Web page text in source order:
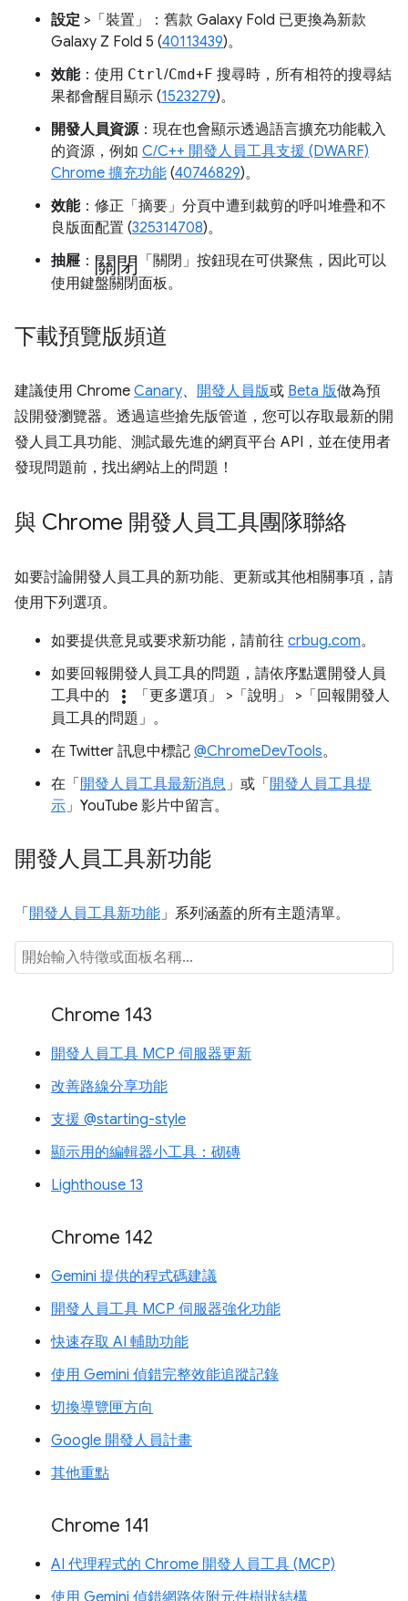
設定 >「裝置」
：舊款 Galaxy Fold 已更換為新款
Galaxy Z Fold 5 (40113439)。
效能：使用 Ctrl/Cmd+ F 搜尋時，所有相符的搜尋結
果都會醒目顯示 (1523279)。
開發人員資源：現在也會顯示透過語言擴充功能載入
的資源，例如 C/C++ 開發人員工具支援 (DWARF)
Chrome 擴充功能 (40746829)。
效能：修正「摘要」 分頁中遭到裁剪的呼叫堆疊和不
良版面配置 (325314708)。
抽屜 ： 關閉 「關閉」 按鈕現在可供聚焦，因此可以
使用鍵盤關閉面板。
下載預覽版頻道
建議使用 Chrome Canary、 開發人員版或 Beta 版做為預
設開發瀏覽器。透過這些搶先版管道，您可以存取最新的開
發人員工具功能、測試最先進的網頁平台 API，並在使用者
發現問題前，找出網站上的問題！
與 Chrome 開發人員工具團隊聯絡
如要討論開發人員工具的新功能、更新或其他相關事項，請
使用下列選項。
如要提供意見或要求新功能，請前往 crbug.com。
如要回報開發人員工具的問題，請依序點選開發人員
工具中的
more_vert 「更多選項」 >「說明」
>「回報開發人
員工具的問題」 。
在 Twitter 訊息中標記 @ChromeDevTools。
在「 開發人員工具最新消息」或「 開發人員工具提
示」YouTube 影片中留言。
開發人員工具新功能
「 開發人員工具新功能」系列涵蓋的所有主題清單。
Chrome 143
開發人員工具 MCP 伺服器更新
改善路線分享功能
支援 @starting-style
顯示用的編輯器小工具：砌磚
Lighthouse 13
Chrome 142
Gemini 提供的程式碼建議
開發人員工具 MCP 伺服器強化功能
快速存取 AI 輔助功能
使用 Gemini 偵錯完整效能追蹤記錄
切換導覽匣方向
Google 開發人員計畫
其他重點
Chrome 141
AI 代理程式的 Chrome 開發人員工具 (MCP)